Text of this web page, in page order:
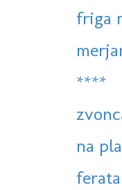
friga
****
na
ferata